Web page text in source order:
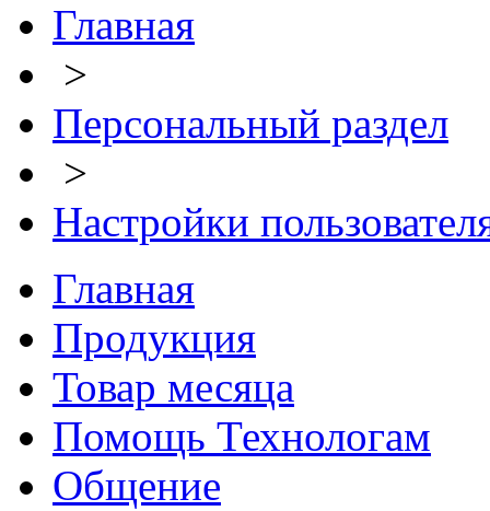
Главная
>
Персональный раздел
>
Настройки
Главная
Продукция
Товар месяца
Помощь Технологам
Общение